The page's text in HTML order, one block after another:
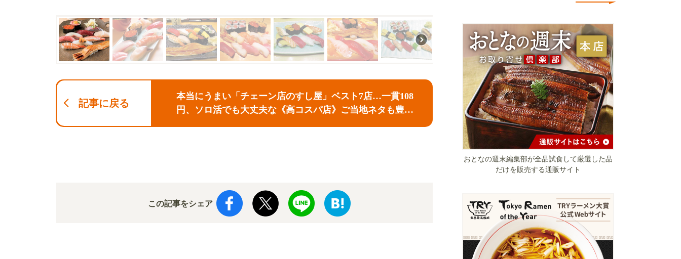
記事に戻る
本当にうまい「チェーン店のすし屋」ベスト7店…一貫108
円、ソロ活でも大丈夫な《高コスパ店》ご当地ネタも豊富
この記事をシェア
おとなの週末編集部が全品試食して厳選した品
だけを販売する通販サイト